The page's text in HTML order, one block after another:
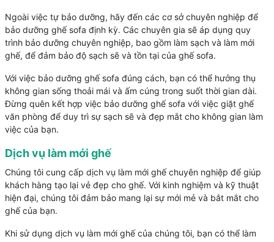
Ngoài việc tự bảo dưỡng, hãy đến các cơ sở chuyên nghiệp để
bảo dưỡng ghế sofa định kỳ. Các chuyên gia sẽ áp dụng quy
trình bảo dưỡng chuyên nghiệp, bao gồm làm sạch và làm mới
ghế, để đảm bảo độ sạch sẽ và tồn tại của ghế sofa.
Với việc bảo dưỡng ghế sofa đúng cách, bạn có thể hưởng thụ
không gian sống thoải mái và ấm cúng trong suốt thời gian dài.
Đừng quên kết hợp việc bảo dưỡng ghế sofa với việc giặt ghế
văn phòng để duy trì sự sạch sẽ và đẹp mắt cho không gian làm
việc của bạn.
Dịch vụ làm mới ghế
Chúng tôi cung cấp dịch vụ làm mới ghế chuyên nghiệp để giúp
khách hàng tạo lại vẻ đẹp cho ghế. Với kinh nghiệm và kỹ thuật
hiện đại, chúng tôi đảm bảo mang lại sự mới mẻ và bắt mắt cho
ghế của bạn.
Khi sử dụng dịch vụ làm mới ghế của chúng tôi, bạn có thể làm